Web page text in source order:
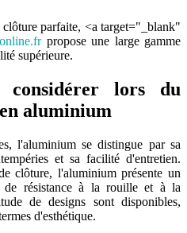
clôture parfaite, <a target="_blank"
propose une large gamme
supérieure.
considérer lors du
aluminium
l'aluminium se distingue par sa
et sa facilité d'entretien.
clôture, l'aluminium présente un
de résistance à la rouille et à la
de designs sont disponibles,
d'esthétique.